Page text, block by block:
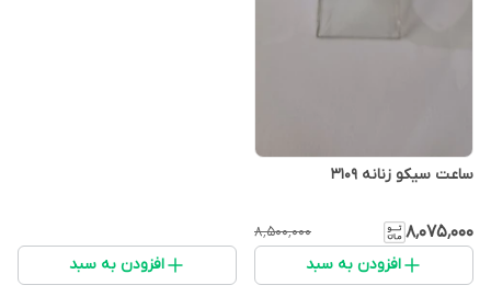
ساعت سیکو زنانه 3109
۸٬۰۷۵٬۰۰۰ ۸٬۵۰۰٬۰۰۰
افزودن به سبد افزودن به سبد